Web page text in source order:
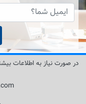
در صورت نیاز به اطلاعات